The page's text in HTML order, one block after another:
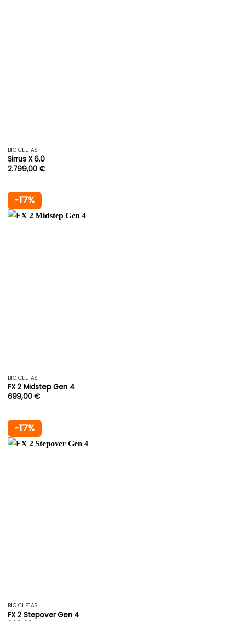
BICICLETAS
Sirrus X 6.0
2.799,00 €
-17%
BICICLETAS
FX 2 Midstep Gen 4
699,00 €
-17%
BICICLETAS
FX 2 Stepover Gen 4